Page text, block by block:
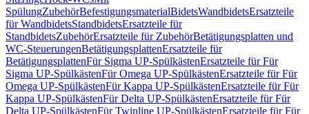
SpülungZubehörBefestigungsmaterialBidetsWandbidetsErsatzteile
für WandbidetsStandbidetsErsatzteile für
StandbidetsZubehörErsatzteile für ZubehörBetätigungsplatten und
WC-SteuerungenBetätigungsplattenErsatzteile für
BetätigungsplattenFür Sigma UP-SpülkästenErsatzteile für Für
Sigma UP-SpülkästenFür Omega UP-SpülkästenErsatzteile für Für
Omega UP-SpülkästenFür Kappa UP-SpülkästenErsatzteile für Für
Kappa UP-SpülkästenFür Delta UP-SpülkästenErsatzteile für Für
Delta UP-SpülkästenFür Twinline UP-SpülkästenErsatzteile für Für